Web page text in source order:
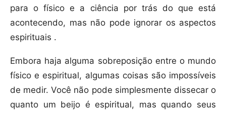
para o físico e a ciência por trás do que está
acontecendo, mas não pode ignorar os aspectos
espirituais .
Embora haja alguma sobreposição entre o mundo
físico e espiritual, algumas coisas são impossíveis
de medir. Você não pode simplesmente dissecar o
quanto um beijo é espiritual, mas quando seus